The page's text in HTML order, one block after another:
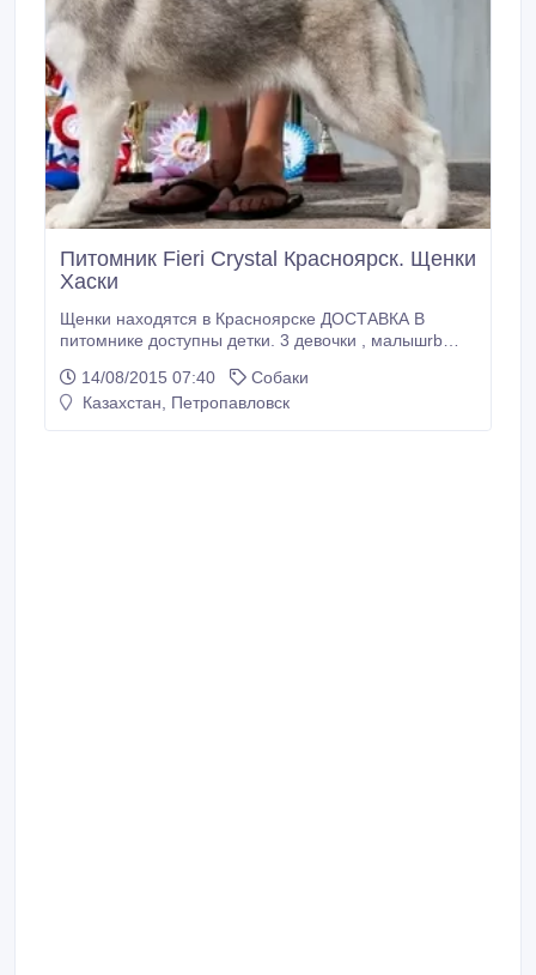
Питомник Fieri Crystal Красноярск. Щенки
Хаски
Щенки находятся в Красноярске ДОСТАВКА В
питомнике доступны детки. 3 девочки , малышrb
класса Собаки нашего питомника прошли
обследование у приглашенного ведущего
14/08/2015 07:40
Собаки
Казахстан, Петропавловск